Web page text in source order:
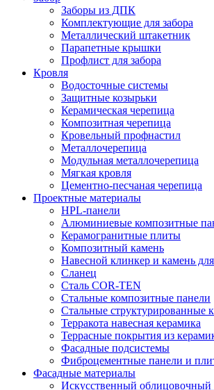
Заборы из ДПК
Комплектующие для забора
Металлический штакетник
Парапетные крышки
Профлист для забора
Кровля
Водосточные системы
Защитные козырьки
Керамическая черепица
Композитная черепица
Кровельный профнастил
Металлочерепица
Модульная металлочерепица
Мягкая кровля
Цементно-песчаная черепица
Проектные материалы
HPL-панели
Алюминиевые композитные
Керамогранитные плиты
Композитный камень
Навесной клинкер и камень
Сланец
Сталь COR-TEN
Стальные композитные панели
Стальные структурированные
Терракота навесная керамика
Террасные покрытия из
Фасадные подсистемы
Фиброцементные панели и
Фасадные материалы
Искусственный облицовочный